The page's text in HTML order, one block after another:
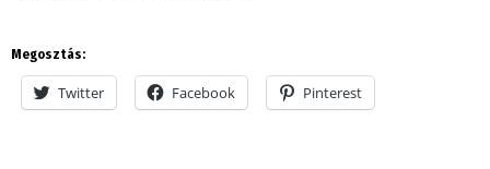
Megosztás:
Twitter Facebook Pinterest